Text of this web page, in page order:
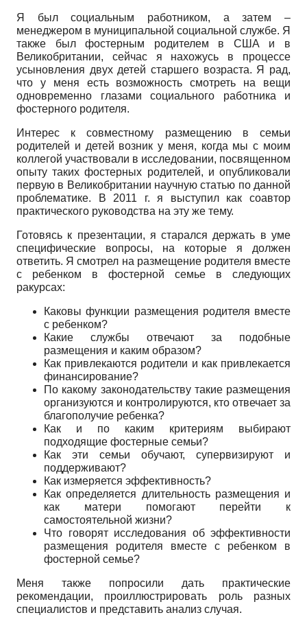
Я был социальным работником, а затем –
менеджером в муниципальной социальной службе. Я
также был фостерным родителем в США и в
Великобритании, сейчас я нахожусь в процессе
усыновления двух детей старшего возраста. Я рад,
что у меня есть возможность смотреть на вещи
одновременно глазами социального работника и
фостерного родителя.
Интерес к совместному размещению в семьи
родителей и детей возник у меня, когда мы с моим
коллегой участвовали в исследовании, посвященном
опыту таких фостерных родителей, и опубликовали
первую в Великобритании научную статью по данной
проблематике. В 2011 г. я выступил как соавтор
практического руководства на эту же тему.
Готовясь к презентации, я старался держать в уме
специфические вопросы, на которые я должен
ответить. Я смотрел на размещение родителя вместе
с ребенком в фостерной семье в следующих
ракурсах:
Каковы функции размещения родителя вместе
с ребенком?
Какие службы отвечают за подобные
размещения и каким образом?
Как привлекаются родители и как привлекается
финансирование?
По какому законодательству такие размещения
организуются и контролируются, кто отвечает за
благополучие ребенка?
Как и по каким критериям выбирают
подходящие фостерные семьи?
Как эти семьи обучают, супервизируют и
поддерживают?
Как измеряется эффективность?
Как определяется длительность размещения и
как матери помогают перейти к
самостоятельной жизни?
Что говорят исследования об эффективности
размещения родителя вместе с ребенком в
фостерной семье?
Меня также попросили дать практические
рекомендации, проиллюстрировать роль разных
специалистов и представить анализ случая.